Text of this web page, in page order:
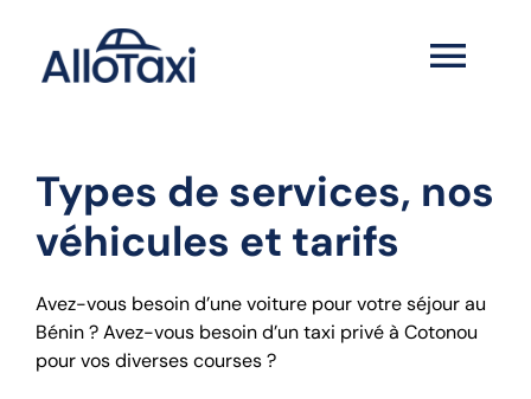
contenu
SERVICES
NEWS
CONTACT
Types de services, nos
véhicules et tarifs
Avez-vous besoin d’une voiture pour votre séjour au
Bénin ?Avez-vous besoin d’un taxi privé à Cotonou
pour vos diverses courses ?